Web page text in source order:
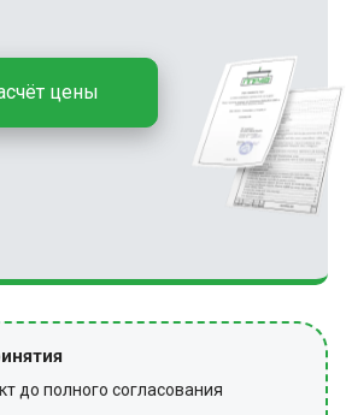
цены
до полного согласования